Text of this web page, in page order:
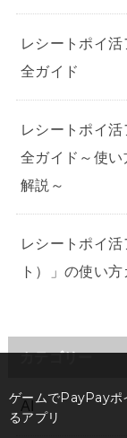
レシートポイ
全ガイド
レシートポイ
全ガイド～使
解説～
レシートポイ
ト）」の使い方
カテゴリー
AI
ゲームでPayPayポ
るアプリ